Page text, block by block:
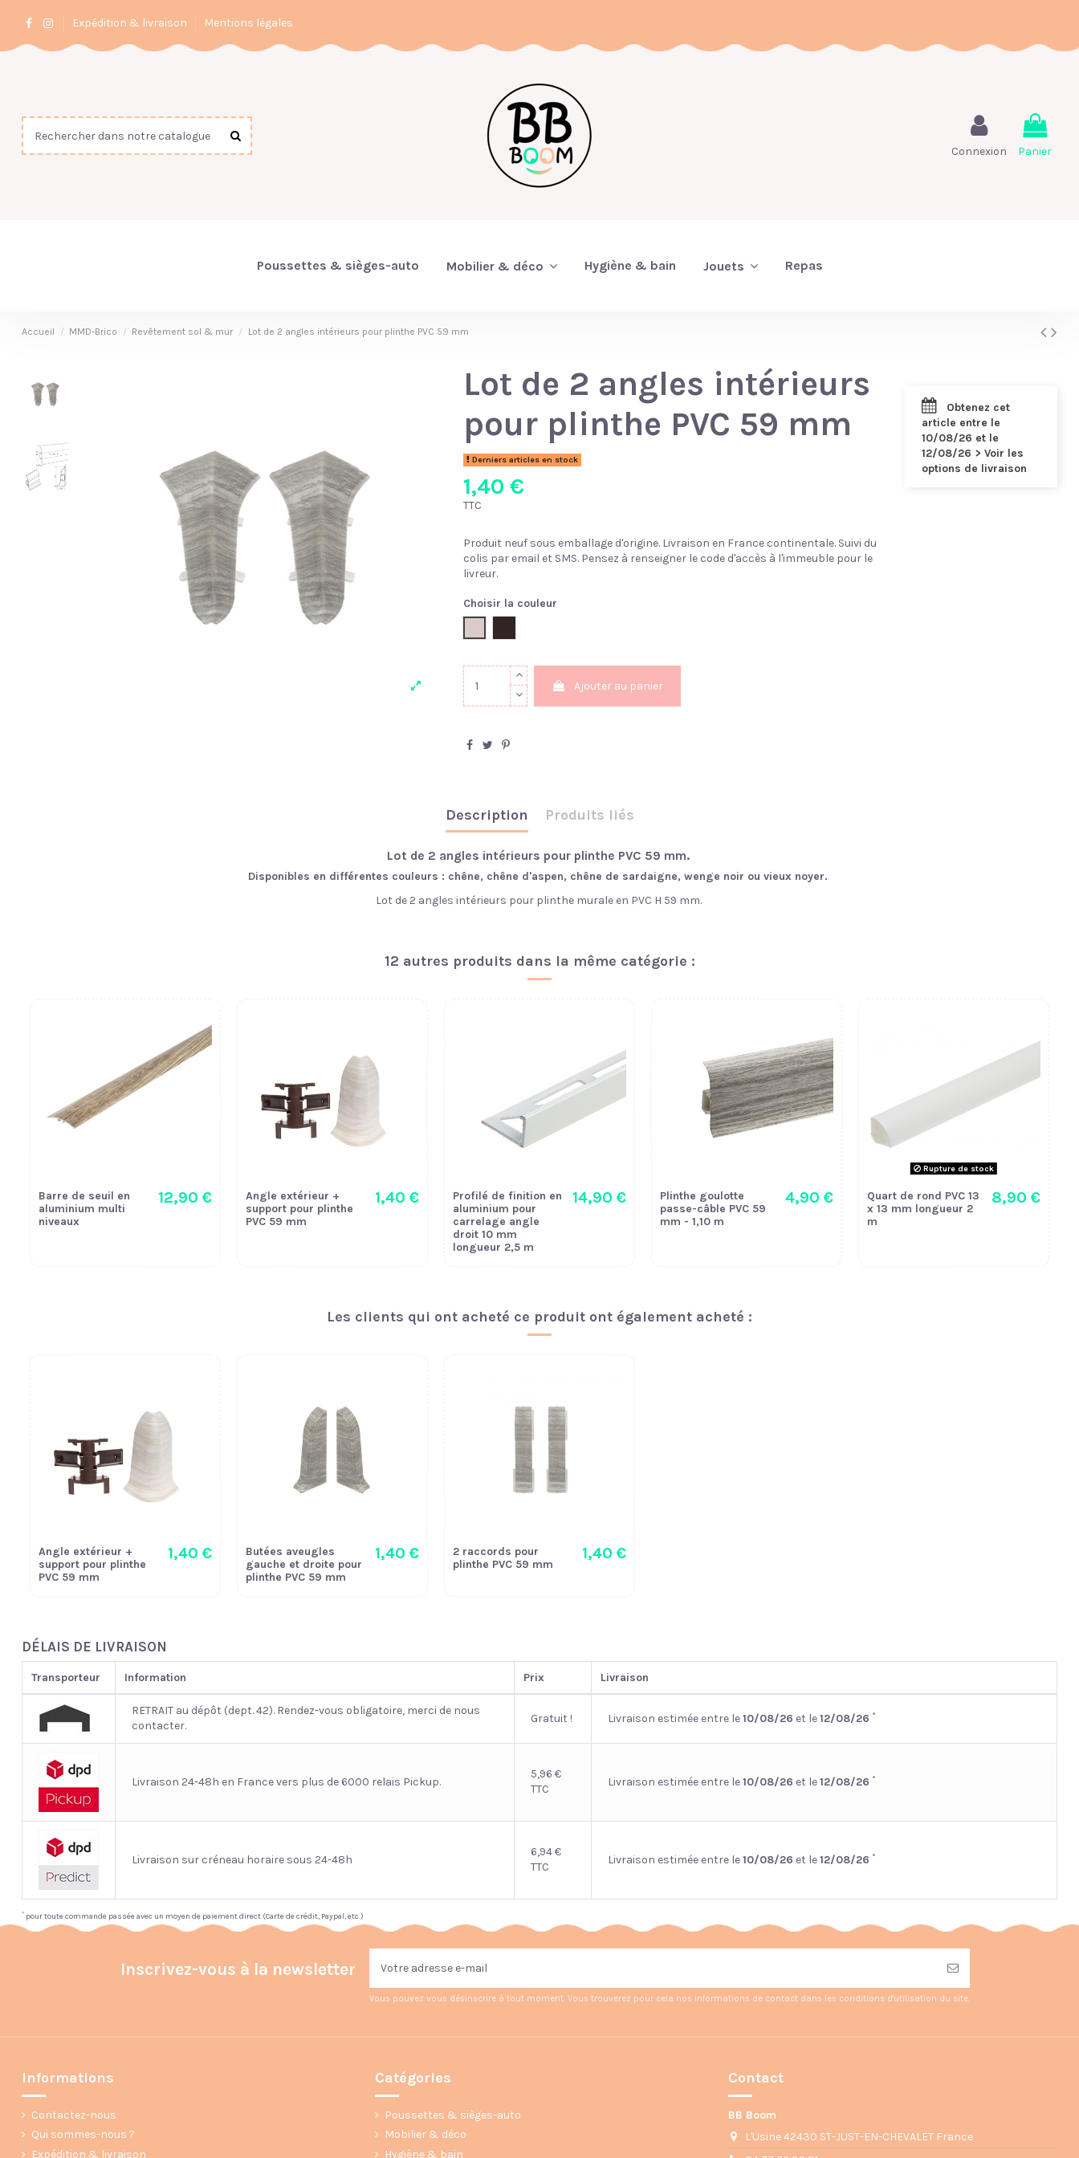
Expédition & livraison Mentions légales
Connexion Panier
Poussettes & sièges-auto Mobilier & déco Hygiène & bain Jouets Repas
Accueil MMD-Brico Revêtement sol & mur Lot de 2 angles intérieurs pour plinthe PVC 59 mm
Lot de 2 angles intérieurs
pour plinthe PVC 59 mm
Derniers articles en stock
1,40 €
TTC
Produit neuf sous emballage d'origine. Livraison en France continentale. Suivi du
colis par email et SMS. Pensez à renseigner le code d'accès à l'immeuble pour le
livreur.
Choisir la couleur
Ajouter au panier
Obtenez cet
article entre le
10/08/26 et le
12/08/26 > Voir les
options de livraison
Description Produits liés
Lot de 2 angles intérieurs pour plinthe PVC 59 mm.
Disponibles en différentes couleurs : chêne, chêne d'aspen, chêne de sardaigne, wenge noir ou vieux noyer.
Lot de 2 angles intérieurs pour plinthe murale en PVC H 59 mm.
12 autres produits dans la même catégorie :
Barre de seuil en
aluminium multi
niveaux
12,90 €
Angle extérieur +
support pour plinthe
PVC 59 mm
1,40 €
Profilé de finition en
aluminium pour
carrelage angle
droit 10 mm
longueur 2,5 m
14,90 €
Plinthe goulotte
passe-câble PVC 59
mm - 1,10 m
4,90 €
Rupture de stock
Quart de rond PVC 13
x 13 mm longueur 2
m
8,90 €
Les clients qui ont acheté ce produit ont également acheté :
Angle extérieur +
support pour plinthe
PVC 59 mm
1,40 €
Butées aveugles
gauche et droite pour
plinthe PVC 59 mm
1,40 €
2 raccords pour
plinthe PVC 59 mm
1,40 €
DÉLAIS DE LIVRAISON
Transporteur Information Prix Livraison
RETRAIT au dépôt (dept. 42). Rendez-vous obligatoire, merci de nous
contacter.
Gratuit ! Livraison estimée entre le10/08/26 et le12/08/26 *
Livraison 24-48h en France vers plus de 6000 relais Pickup.
5,96 €
TTC
Livraison estimée entre le10/08/26 et le12/08/26 *
Livraison sur créneau horaire sous 24-48h
6,94 €
TTC
Livraison estimée entre le10/08/26 et le12/08/26 *
* pour toute commande passée avec un moyen de paiement direct (Carte de crédit, Paypal, etc.)
Inscrivez-vous à la newsletter
Vous pouvez vous désinscrire à tout moment. Vous trouverez pour cela nos informations de contact dans les conditions d'utilisation du site.
Informations
Contactez-nous
Qui sommes-nous ?
Expédition & livraison
Catégories
Poussettes & sièges-auto
Mobilier & déco
Hygiène & bain
Contact
BB Boom
L'Usine 42430 ST-JUST-EN-CHEVALET France